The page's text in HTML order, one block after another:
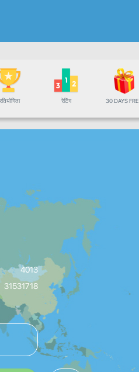
रेटिंग 30 DAYS
4013
31531718